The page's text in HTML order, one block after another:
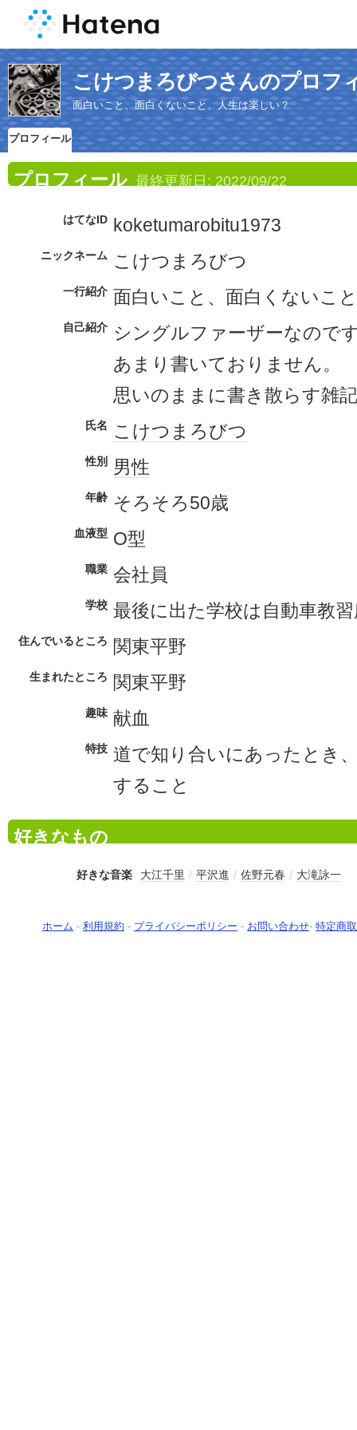
こけつまろびつさんのプロフ
面白いこと、面白くないこと、人生は楽しい？
プロフィール
プロフィール 最終更新日: 2022/09/22
はてなID koketumarobitu1973
ニックネーム こけつまろびつ
一行紹介 面白いこと、面白くないこ
自己紹介 シングルファーザーなので
あまり書いておりません。
思いのままに書き散らす雑
氏名 こけつまろびつ
性別 男性
年齢 そろそろ50歳
血液型 O型
職業 会社員
学校 最後に出た学校は自動車教
住んでいるところ 関東平野
生まれたところ 関東平野
趣味 献血
特技 道で知り合いにあったとき
すること
好きなもの
好きな音楽 大江千里 / 平沢進 / 佐野元春 / 大滝詠一
ホーム - 利用規約 - プライバシーポリシー - お問い合わせ- 特定商